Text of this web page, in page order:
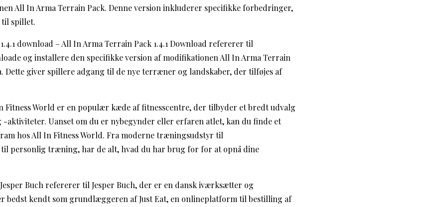
All In Arma Terrain Pack. Denne version inkluderer specifikke forbedringer,
spillet.
download – All In Arma Terrain Pack 1.4.1 Download refererer til
og installere den specifikke version af modifikationen All In Arma Terrain
Dette giver spillere adgang til de nye terræner og landskaber, der tilføjes af
Fitness World er en populær kæde af fitnesscentre, der tilbyder et bredt udvalg
Uanset om du er nybegynder eller erfaren atlet, kan du finde et
hos All In Fitness World. Fra moderne træningsudstyr til
personlig træning, har de alt, hvad du har brug for for at opnå dine
Buch refererer til Jesper Buch, der er en dansk iværksætter og
bedst kendt som grundlæggeren af Just Eat, en onlineplatform til bestilling af